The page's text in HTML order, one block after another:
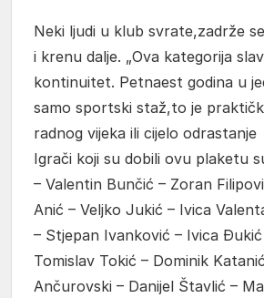
Neki ljudi u klub svrate,zadrže
i krenu dalje. „Ova kategorija
kontinuitet. Petnaest godina u
samo sportski staž,to je
radnog vijeka ili cijelo odrastanje
Igrači koji su dobili ovu plaketu
– Valentin Bunčić – Zoran
Anić – Veljko Jukić – Ivica
– Stjepan Ivanković – Ivica
Tomislav Tokić – Dominik
Ančurovski – Danijel Štavlić –